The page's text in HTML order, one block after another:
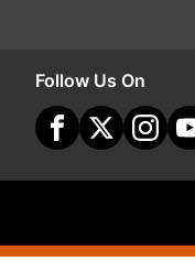
Follow Us On